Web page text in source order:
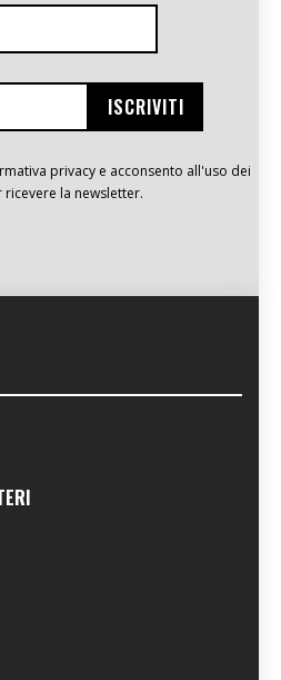
privacy e acconsento all'uso dei
la newsletter.